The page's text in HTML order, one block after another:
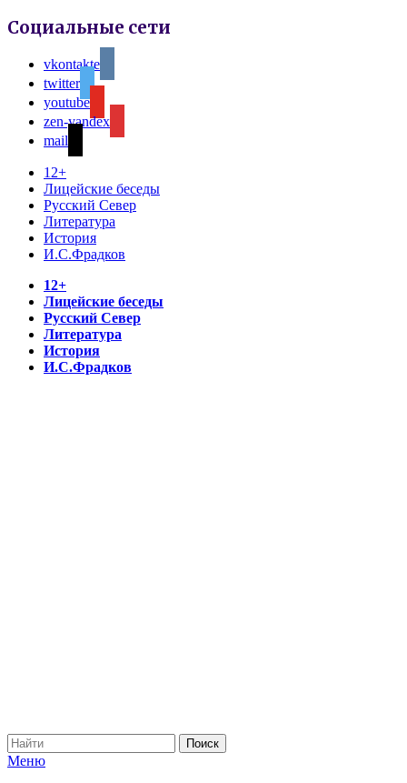
Социальные сети
vkontakte
twitter
youtube
zen-yandex
mail
12+
Лицейские беседы
Русский Север
Литература
История
И.С.Фрадков
12+
Лицейские беседы
Русский Север
Литература
История
И.С.Фрадков
Меню